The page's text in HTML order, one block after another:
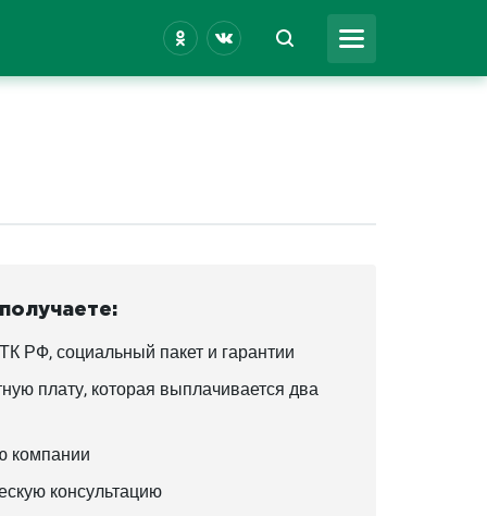
РФ, социальный пакет и гарантии
плату, которая выплачивается два
компании
консультацию